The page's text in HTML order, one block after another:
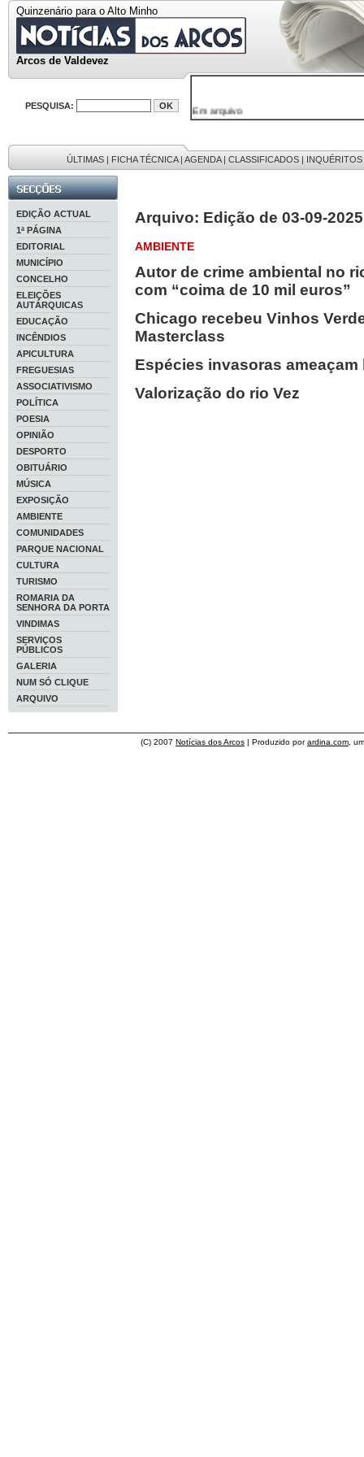
Quinzenário para o Alto Minho
Arcos de Valdevez
PESQUISA:
Em arquivo
32646 notícias
9886 mensagens
201 registos
ÚLTIMAS | FICHA TÉCNICA| AGENDA| CLASSIFICADOS | INQUÉRITOS
EDIÇÃO ACTUAL
1ª PÁGINA
EDITORIAL
MUNICÍPIO
CONCELHO
ELEIÇÕES
AUTÁRQUICAS
EDUCAÇÃO
INCÊNDIOS
APICULTURA
FREGUESIAS
ASSOCIATIVISMO
POLÍTICA
POESIA
OPINIÃO
DESPORTO
OBITUÁRIO
MÚSICA
EXPOSIÇÃO
AMBIENTE
COMUNIDADES
PARQUE NACIONAL
CULTURA
TURISMO
ROMARIA DA
SENHORA DA PORTA
VINDIMAS
SERVIÇOS
PÚBLICOS
GALERIA
NUM SÓ CLIQUE
ARQUIVO
Arquivo: Edição de 03-09-2025
AMBIENTE
Autor de crime ambiental no
com “coima de 10 mil euros”
Chicago recebeu Vinhos
Masterclass
Espécies invasoras
Valorização do rio Vez
(C) 2007 Notícias dos Arcos | Produzido porardina.com ,